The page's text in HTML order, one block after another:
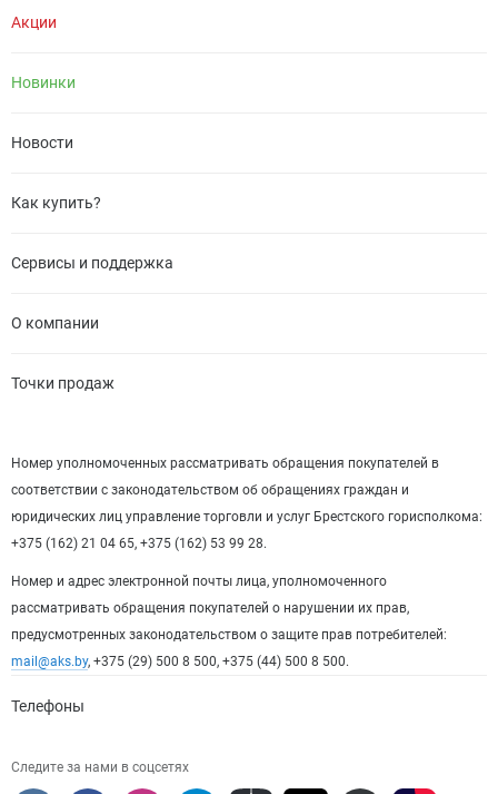
Акции
Новинки
Новости
Как купить?
Сервисы и поддержка
О компании
Точки продаж
Номер уполномоченных рассматривать обращения покупателей в
соответствии с законодательством об обращениях граждан и
юридических лиц управление торговли и услуг Брестского горисполкома:
+375 (162) 21 04 65, +375 (162) 53 99 28.
Номер и адрес электронной почты лица, уполномоченного
рассматривать обращения покупателей о нарушении их прав,
предусмотренных законодательством о защите прав потребителей:
mail@aks.by, +375 (29) 500 8 500, +375 (44) 500 8 500.
Телефоны
Следите за нами в соцсетях